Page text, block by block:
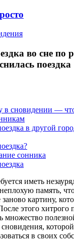
во сне по
поездка
в сновидении —
в другой
сонника
иметь
память,
заново картину,
этого хитрого
множество
которой
в своих